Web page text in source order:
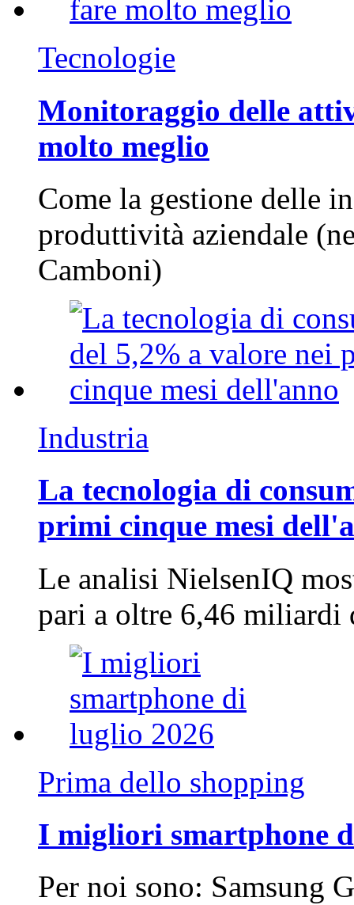
Tecnologie
Monitoraggio delle
molto meglio
Come la gestione delle
produttività aziendale
Camboni)
Industria
La tecnologia di
primi cinque mesi
Le analisi NielsenIQ
pari a oltre 6,46
Prima dello shopping
I migliori smartphone
Per noi sono: Samsung